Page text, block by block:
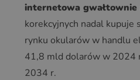
internetowa gwałtownie
korekcyjnych nadal kupuje
rynku okularów w handlu
41,8 mld dolarów w 2024
2034 r.